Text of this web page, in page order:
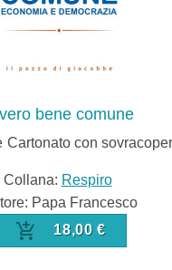
bene comune
Cartonato con
Collana: Respiro
Papa Francesco
18,00 €